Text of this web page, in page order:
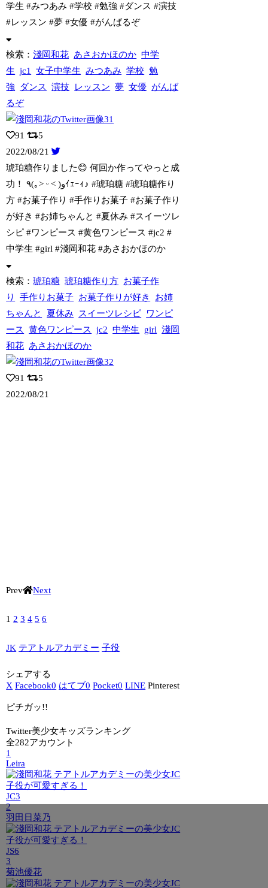
学生 #みつあみ #学校 #勉強 #ダンス #演技
#レッスン #夢 #女優 #がんばるぞ
検索：淺岡和花 あさおかほのか 中学
生 jc1 女子中学生 みつあみ 学校 勉
強
ダンス 演技 レッスン 夢 女優 がんば
るぞ
91
5
2022/08/21
琥珀糖作りました😊 何回か作ってやっと成
功！ ٩(｡˃ ᵕ ˂ )وｲｪｰｨ♪#琥珀糖 #琥珀糖作り
方 #お菓子作り #手作りお菓子 #お菓子作り
が好き #お姉ちゃんと #夏休み #スイーツレ
シピ #ワンピース #黄色ワンピース #jc2 #
中学生 #girl #淺岡和花 #あさおかほのか
検索：琥珀糖 琥珀糖作り方 お菓子作
り
手作りお菓子 お菓子作りが好き
お姉
ちゃんと
夏休み スイーツレシピ
ワンピ
ース
黄色ワンピース jc2 中学生 girl 淺岡
和花 あさおかほのか
91
5
2022/08/21
Prev Next
1 2 3 4 5 6
JK テアトルアカデミー 子役
シェアする
X Facebook0 はてブ0 Pocket0 LINE Pinterest
ピチガッ!!
Twitter美少女キッズランキング
全282アカウント
1
Leira
JC3
2
羽田日菜乃
JS6
3
菊池優花